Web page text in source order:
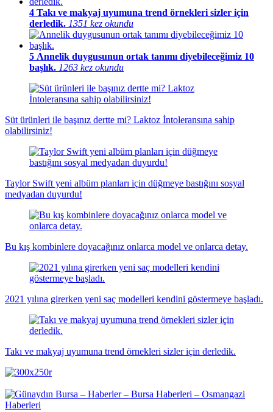
4 Takı ve makyaj uyumuna trend örnekleri sizler için
derledik. 1351 kez okundu
5 Annelik duygusunun ortak tanımı diyebileceğimiz 10
başlık. 1263 kez okundu
Süt ürünleri ile başınız dertte mi? Laktoz İntoleransına sahip
olabilirsiniz!
Taylor Swift yeni albüm planları için düğmeye bastığını sosyal
medyadan duyurdu!
Bu kış kombinlere doyacağınız onlarca model ve onlarca detay.
2021 yılına girerken yeni saç modelleri kendini göstermeye başladı.
Takı ve makyaj uyumuna trend örnekleri sizler için derledik.